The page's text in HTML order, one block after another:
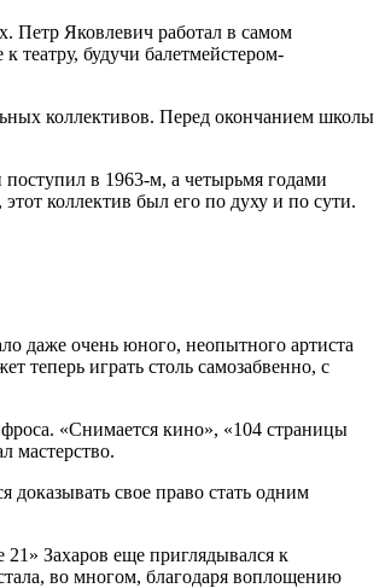
Петр Яковлевич работал в самом
будучи балетмейстером-
коллективов. Перед окончанием школы
в 1963-м, а четырьмя годами
коллектив был его по духу и по сути.
даже очень юного, неопытного артиста
теперь играть столь самозабвенно, с
«Снимается кино», «104 страницы
мастерство.
доказывать свое право стать одним
Захаров еще приглядывался к
во многом, благодаря воплощению